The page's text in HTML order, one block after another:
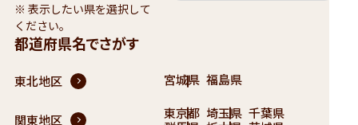
※ 表示したい県を選択して
ください。
都道府県名でさがす
東北地区 宮城県 福島県
関東地区 東京都 埼玉県 千葉県